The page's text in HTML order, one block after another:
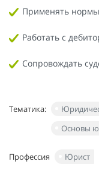
Применять нормы
Работать с
Сопровождать
Тематика:
Основы
Профессия Юрист